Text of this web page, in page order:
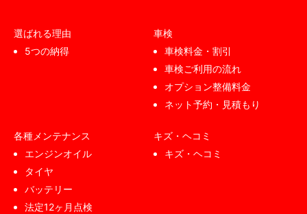
選ばれる理由
5つの納得
車検
車検料金・割引
車検ご利用の流れ
オプション整備料金
ネット予約・見積もり
各種メンテナンス
エンジンオイル
タイヤ
バッテリー
法定12ヶ月点検
キズ・ヘコミ
キズ・ヘコミ